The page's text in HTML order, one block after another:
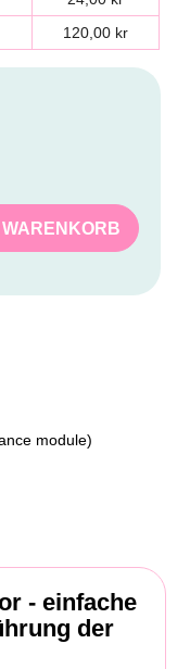
120,00 kr
WARENKORB
module)
- einfache
der